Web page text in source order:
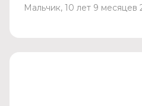
Мальчик, 10 лет 9